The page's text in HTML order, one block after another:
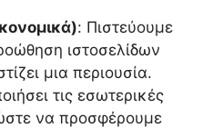
: Πιστεύουμε
ιστοσελίδων
μια περιουσία.
τις εσωτερικές
να προσφέρουμε